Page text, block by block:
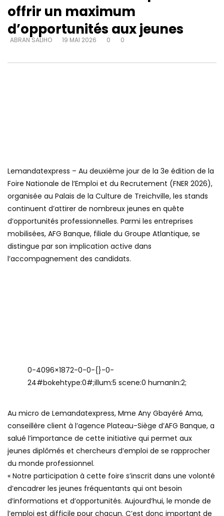
offrir un maximum
d’opportunités aux jeunes
ABRAN SALIHO 19 MAI 2026 0 0
Lemandatexpress – Au deuxième jour de la 3e édition de la
Foire Nationale de l’Emploi et du Recrutement (FNER 2026),
organisée au Palais de la Culture de Treichville, les stands
continuent d’attirer de nombreux jeunes en quête
d’opportunités professionnelles. Parmi les entreprises
mobilisées, AFG Banque, filiale du Groupe Atlantique, se
distingue par son implication active dans
l’accompagnement des candidats.
0-4096×1872-0-0-{}-0-
24#bokehtype:0#;illum:5 scene:0 humanIn:2;
Au micro de Lemandatexpress, Mme Any Gbayéré Ama,
conseillère client à l’agence Plateau-Siège d’AFG Banque, a
salué l’importance de cette initiative qui permet aux
jeunes diplômés et chercheurs d’emploi de se rapprocher
du monde professionnel.
« Notre participation à cette foire s’inscrit dans une volonté
d’encadrer les jeunes fréquentants qui ont besoin
d’informations et d’opportunités. Aujourd’hui, le monde de
l’emploi est difficile pour chacun. C’est donc important de